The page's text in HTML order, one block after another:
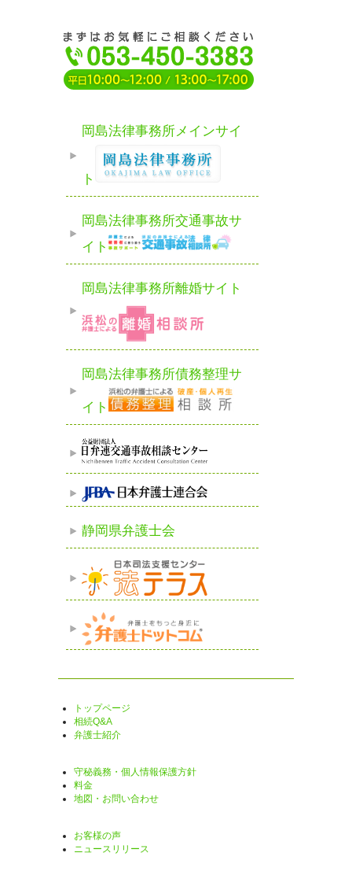
岡島法律事務所メインサイ
ト
岡島法律事務所交通事故サ
イト
岡島法律事務所離婚サイト
岡島法律事務所債務整理サ
イト
静岡県弁護士会
トップページ
相続Q&A
弁護士紹介
守秘義務・個人情報保護方針
料金
地図・お問い合わせ
お客様の声
ニュースリリース